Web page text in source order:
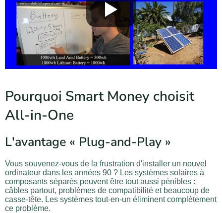
Pourquoi Smart Money choisit
All-in-One
L'avantage « Plug-and-Play »
Vous souvenez-vous de la frustration d'installer un nouvel
ordinateur dans les années 90 ? Les systèmes solaires à
composants séparés peuvent être tout aussi pénibles :
câbles partout, problèmes de compatibilité et beaucoup de
casse-tête. Les systèmes tout-en-un éliminent complètement
ce problème.